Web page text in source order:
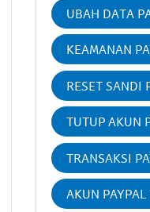
UBAH DATA
KEAMANAN
RESET SANDI
TUTUP AKUN
TRANSAKSI
AKUN